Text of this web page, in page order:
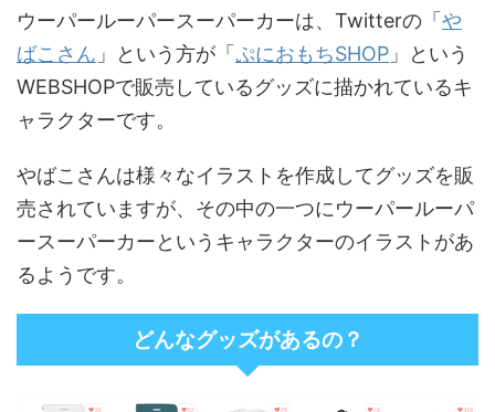
ウーパールーパースーパーカーは、Twitterの「 や
ばこさん 」という方が「 ぷにおもちSHOP 」という
WEBSHOPで販売しているグッズに描かれているキ
ャラクターです。
やばこさんは様々なイラストを作成してグッズを販
売されていますが、その中の一つにウーパールーパ
ースーパーカーというキャラクターのイラストがあ
るようです。
どんなグッズがあるの？